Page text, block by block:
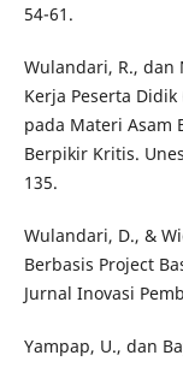
54-61.
Wulandari, R., dan
Kerja Peserta
pada Materi Asam
Berpikir Kritis.
135.
Wulandari, D., &
Berbasis Project
Jurnal Inovasi
Yampap, U., dan